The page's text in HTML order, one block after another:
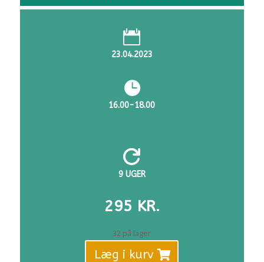

23.04.2023

16.00-18.00

9 UGER
295 KR.
32 på lager
Læg i kurv